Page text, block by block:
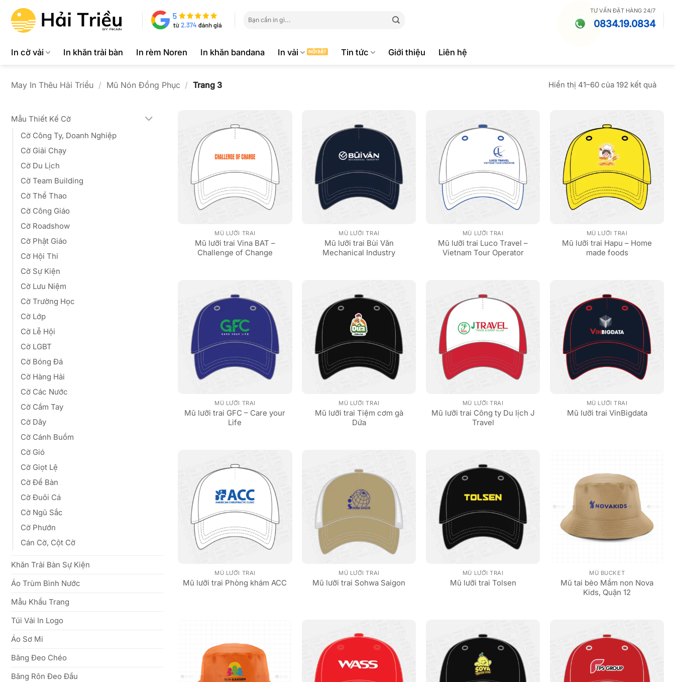
qua
kiếm:
TƯ VẤN ĐẶT HÀNG 24/7
0834.19.0834
In cờ vải In khăn trải bàn In rèm Noren In khăn bandana In vải Tin tức Giới thiệu Liên hệ
May In Thêu Hải Triều / Mũ Nón Đồng Phục / Trang 3 Hiển thị 41–60 của 192 kết quảĐã
Mẫu Thiết Kế Cờ
Cờ Công Ty, Doanh Nghiệp
Cờ Giải Chạy
Cờ Du Lịch
Cờ Team Building
Cờ Thể Thao
Cờ Công Giáo
Cờ Roadshow
Cờ Phật Giáo
Cờ Hội Thi
Cờ Sự Kiện
Cờ Lưu Niệm
Cờ Trường Học
Cờ Lớp
Cờ Lễ Hội
Cờ LGBT
Cờ Bóng Đá
Cờ Hàng Hải
Cờ Các Nước
Cờ Cầm Tay
Cờ Dây
Cờ Cánh Buồm
Cờ Gió
Cờ Giọt Lệ
Cờ Để Bàn
Cờ Đuôi Cá
Cờ Ngũ Sắc
Cờ Phướn
Cán Cờ, Cột Cờ
Khăn Trải Bàn Sự Kiện
Áo Trùm Bình Nước
Mẫu Khẩu Trang
Túi Vải In Logo
Áo Sơ Mi
Băng Đeo Chéo
Băng Rôn Đeo Đầu
MŨ LƯỠI TRAI
Mũ lưỡi trai Vina BAT –
Challenge of Change
MŨ LƯỠI TRAI
Mũ lưỡi trai Bùi Văn
Mechanical Industry
MŨ LƯỠI TRAI
Mũ lưỡi trai Luco Travel –
Vietnam Tour Operator
MŨ LƯỠI TRAI
Mũ lưỡi trai Hapu – Home
made foods
MŨ LƯỠI TRAI
Mũ lưỡi trai GFC – Care your
Life
MŨ LƯỠI TRAI
Mũ lưỡi trai Tiệm cơm gà
Dứa
MŨ LƯỠI TRAI
Mũ lưỡi trai Công ty Du lịch J
Travel
MŨ LƯỠI TRAI
Mũ lưỡi trai VinBigdata
MŨ LƯỠI TRAI
Mũ lưỡi trai Phòng khám ACC
MŨ LƯỠI TRAI
Mũ lưỡi trai Sohwa Saigon
MŨ LƯỠI TRAI
Mũ lưỡi trai Tolsen
MŨ BUCKET
Mũ tai bèo Mầm non Nova
Kids, Quận 12